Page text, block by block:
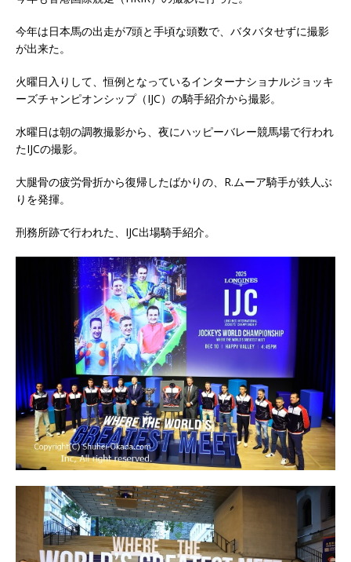
今年は日本馬の出走が7頭と手頃な頭数で、バタバタせずに撮影
が出来た。
火曜日入りして、恒例となっているインターナショナルジョッキ
ーズチャンピオンシップ（IJC）の騎手紹介から撮影。
水曜日は朝の調教撮影から、夜にハッピーバレー競馬場で行われ
たIJCの撮影。
大腿骨の疲労骨折から復帰したばかりの、R.ムーア騎手が鉄人ぶ
りを発揮。
刑務所跡で行われた、IJC出場騎手紹介。